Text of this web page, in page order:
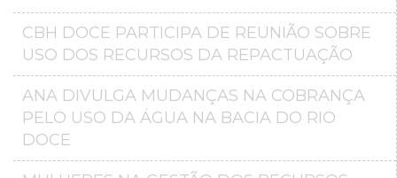
CBH DOCE PARTICIPA DE REUNIÃO SOBRE
USO DOS RECURSOS DA REPACTUAÇÃO
ANA DIVULGA MUDANÇAS NA COBRANÇA
PELO USO DA ÁGUA NA BACIA DO RIO
DOCE